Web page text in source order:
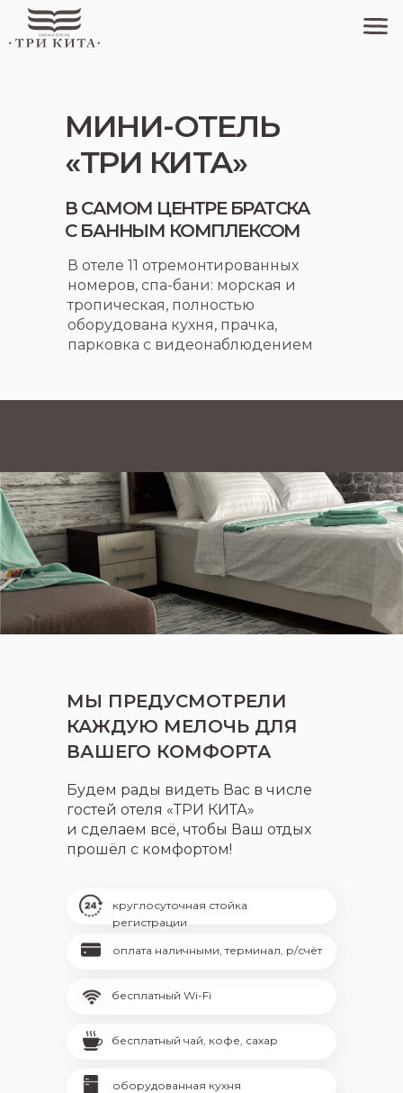
МИНИ-ОТЕЛЬ
«ТРИ КИТА»
В отеле 11 отремонтированных
номеров, спа-бани: морская и
тропическая, полностью
оборудована кухня, прачка,
парковка с видеонаблюдением
В САМОМ ЦЕНТРЕ БРАТСКА
С БАННЫМ КОМПЛЕКСОМ
МЫ ПРЕДУСМОТРЕЛИ
КАЖДУЮ МЕЛОЧЬ ДЛЯ
ВАШЕГО КОМФОРТА
Будем рады видеть Вас в числе
гостей отеля «ТРИ КИТА»
и сделаем всё, чтобы Ваш отдых
прошёл с комфортом!
круглосуточная стойка
регистрации
оплата наличными, терминал, р/счёт
бесплатный Wi-Fi
оборудованная кухня
бесплатный чай, кофе, сахар